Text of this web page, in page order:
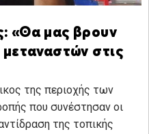
«Θα μας βρουν
μεταναστών στις
της περιοχής των
που συνέστησαν οι
της τοπικής